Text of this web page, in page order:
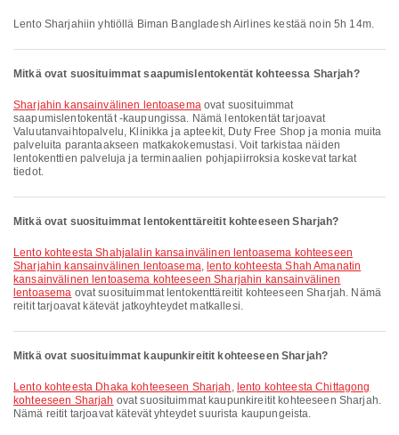
Lento Sharjahiin yhtiöllä Biman Bangladesh Airlines kestää noin 5h 14m.
Mitkä ovat suosituimmat saapumislentokentät kohteessa Sharjah?
Sharjahin kansainvälinen lentoasemaovat suosituimmat
saapumislentokentät -kaupungissa. Nämä lentokentät tarjoavat
Valuutanvaihtopalvelu, Klinikka ja apteekit, Duty Free Shop ja monia muita
palveluita parantaakseen matkakokemustasi. Voit tarkistaa näiden
lentokenttien palveluja ja terminaalien pohjapiirroksia koskevat tarkat
tiedot.
Mitkä ovat suosituimmat lentokenttäreitit kohteeseen Sharjah?
lento kohteesta Shahjalalin kansainvälinen lentoasema kohteeseen
Sharjahin kansainvälinen lentoasema, lento kohteesta Shah Amanatin
kansainvälinen lentoasema kohteeseen Sharjahin kansainvälinen
lentoasema ovat suosituimmat lentokenttäreitit kohteeseen Sharjah. Nämä
reitit tarjoavat kätevät jatkoyhteydet matkallesi.
Mitkä ovat suosituimmat kaupunkireitit kohteeseen Sharjah?
lento kohteesta Dhaka kohteeseen Sharjah , lento kohteesta Chittagong
kohteeseen Sharjah ovat suosituimmat kaupunkireitit kohteeseen Sharjah.
Nämä reitit tarjoavat kätevät yhteydet suurista kaupungeista.